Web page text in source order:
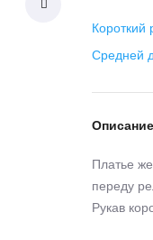
Короткий
Средней
Платье
переду
Рукав